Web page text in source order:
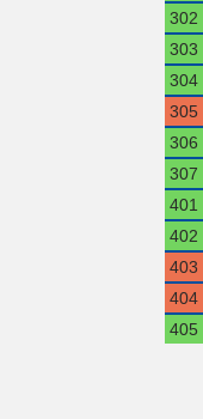
302
303
304
305
306
307
401
402
403
404
405